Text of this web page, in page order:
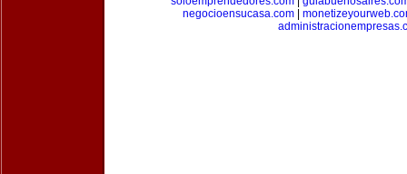
negocioensucasa.com